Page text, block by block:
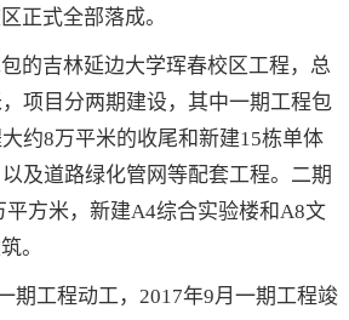
正式全部落成。
的吉林延边大学珲春校区工程，总
项目分两期建设，其中一期工程包
约8万平米的收尾和新建15栋单体
及道路绿化管网等配套工程。二期
平方米，新建A4综合实验楼和A8文
。
期工程动工，2017年9月一期工程竣